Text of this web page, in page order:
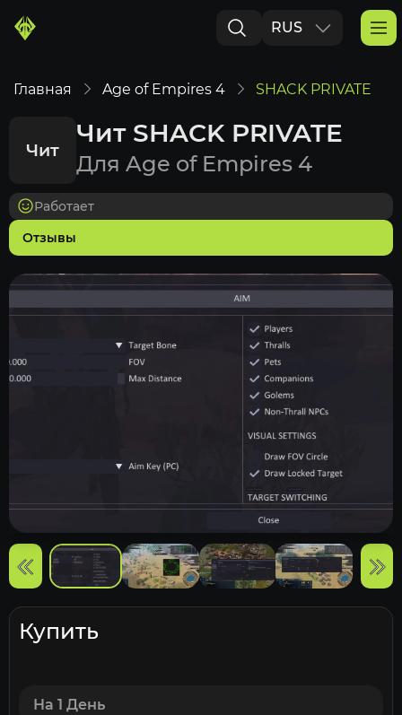
RUS
Главная Age of Empires 4 SHACK PRIVATE
Чит
Чит SHACK PRIVATE
Для Age of Empires 4
Отзывы
Работает
Купить
На 1 День